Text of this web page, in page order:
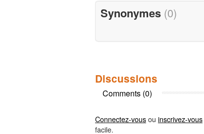
Synonymes (0)
Discussions
Comments (0)
Connectez-vousou inscrivez-vous
facile.